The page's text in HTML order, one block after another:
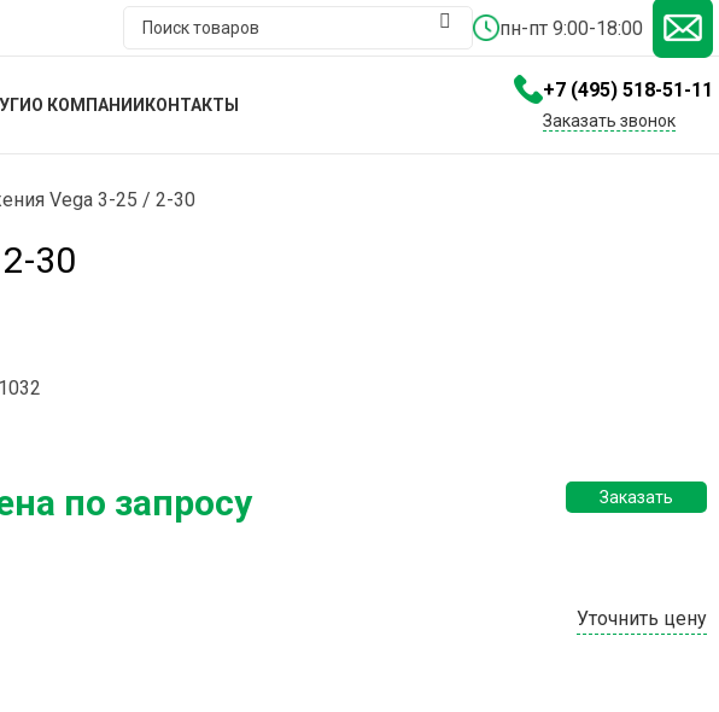
пн-пт 9:00-18:00
О КОМПАНИИ КОНТАКТЫ
+7 (495) 518-51-11
Заказать звонок
Vega 3-25 / 2-30
30
по запросу Заказать
Уточнить цену